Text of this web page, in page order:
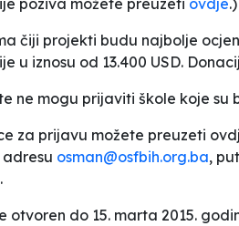
poziva možete preuzeti ovdje.)
čiji projekti budu najbolje
u iznosu od 13.400 USD.
ne mogu prijaviti škole koje su
za prijavu možete preuzeti
osman@osfbih.org.ba,
otvoren do 15. marta 2015.